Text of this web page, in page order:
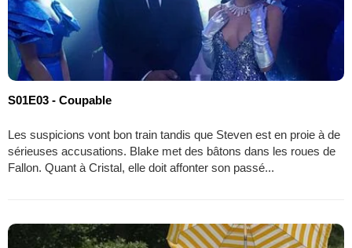
S01E03 - Coupable
Les suspicions vont bon train tandis que Steven est en proie à de
sérieuses accusations. Blake met des bâtons dans les roues de
Fallon. Quant à Cristal, elle doit affonter son passé...